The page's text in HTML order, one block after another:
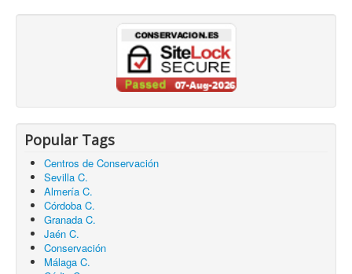
Popular Tags
Centros de Conservación
Sevilla C.
Almería C.
Córdoba C.
Granada C.
Jaén C.
Conservación
Málaga C.